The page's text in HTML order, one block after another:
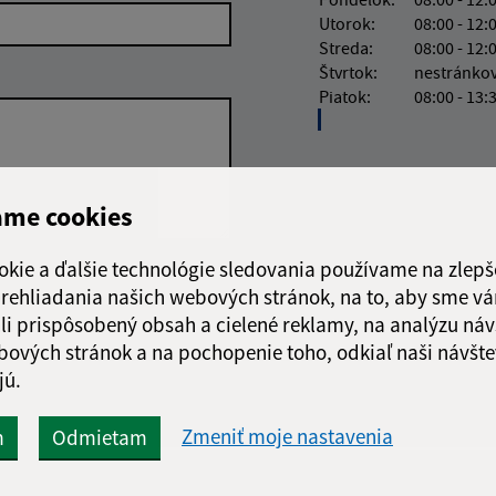
cookies
a ďalšie technológie sledovania používame na
našich webových stránok, na to, aby sme
prispôsobený obsah a cielené reklamy, na analýzu
stránok a na pochopenie toho, odkiaľ naši
Odmietam Zmeniť moje nastavenia
Google reCaptcha Response
Odoslať správu
Utorok:
08:00 -
Streda:
08:00 -
Štvrtok:
Piatok:
08:00 -